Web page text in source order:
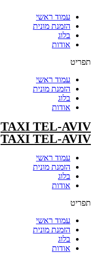
עמוד ראשי
הזמנת מונית
בלוג
אודות
תפריט
עמוד ראשי
הזמנת מונית
בלוג
אודות
TAXI TEL-AVIV
TAXI TEL-AVIV
עמוד ראשי
הזמנת מונית
בלוג
אודות
תפריט
עמוד ראשי
הזמנת מונית
בלוג
אודות